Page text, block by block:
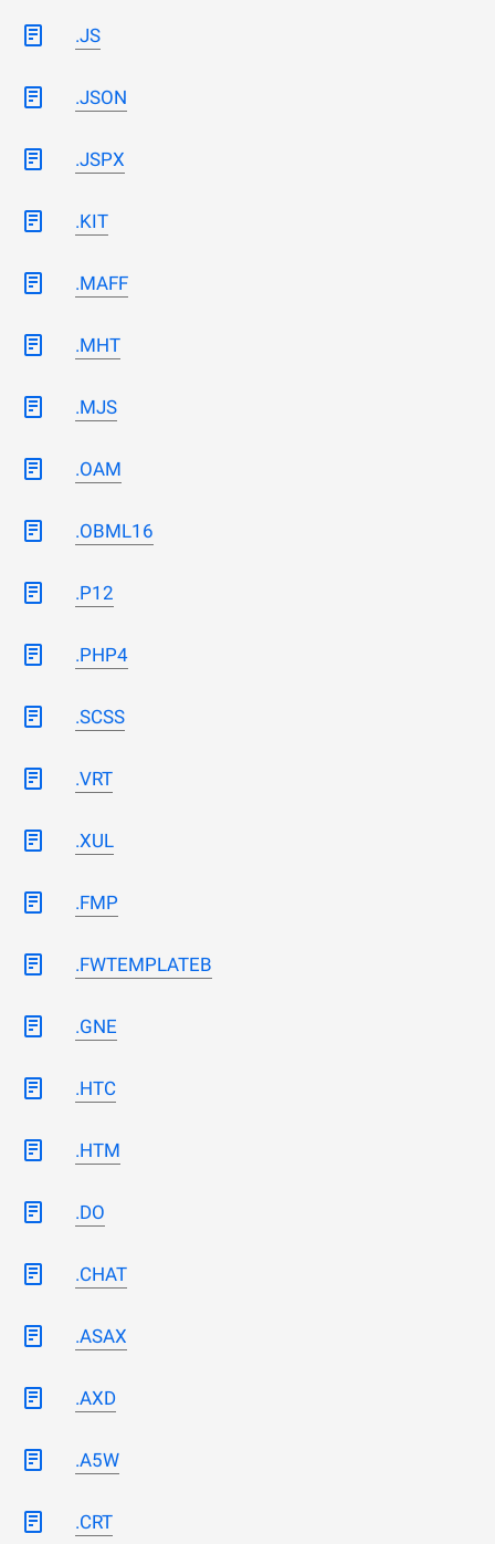
.JS
.JSON
.JSPX
.KIT
.MAFF
.MHT
.MJS
.OAM
.OBML16
.P12
.PHP4
.SCSS
.VRT
.XUL
.FMP
.FWTEMPLATEB
.GNE
.HTC
.HTM
.DO
.CHAT
.ASAX
.AXD
.A5W
.CRT